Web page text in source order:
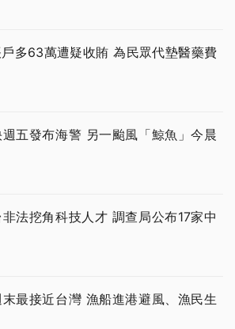
多63萬遭疑收賄 為民眾代墊醫藥費
五發布海警 另一颱風「鯨魚」今晨
法挖角科技人才 調查局公布17家中
最接近台灣 漁船進港避風、漁民生